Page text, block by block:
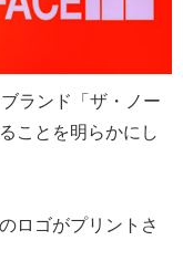
ランド「ザ・ノー
ことを明らかにし
ロゴがプリントさ